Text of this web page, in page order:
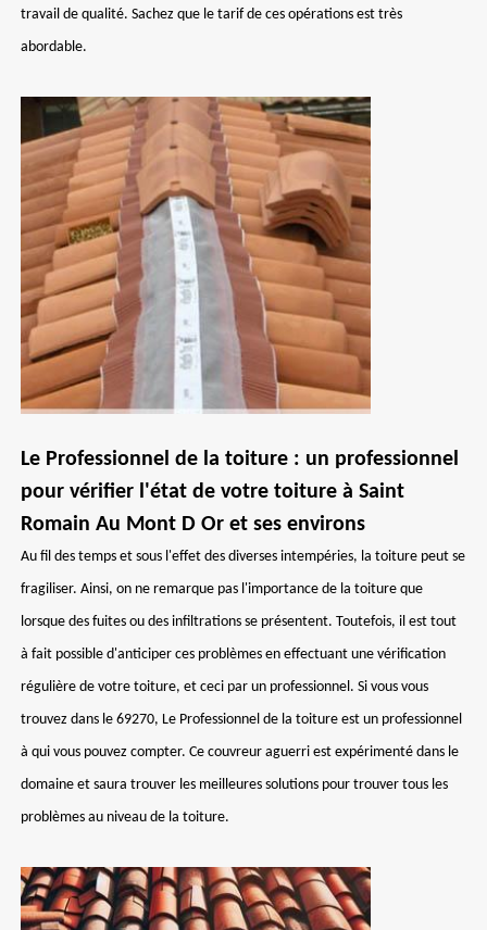
travail de qualité. Sachez que le tarif de ces opérations est très
abordable.
Le Professionnel de la toiture : un professionnel
pour vérifier l'état de votre toiture à Saint
Romain Au Mont D Or et ses environs
Au fil des temps et sous l'effet des diverses intempéries, la toiture peut se
fragiliser. Ainsi, on ne remarque pas l'importance de la toiture que
lorsque des fuites ou des infiltrations se présentent. Toutefois, il est tout
à fait possible d'anticiper ces problèmes en effectuant une vérification
régulière de votre toiture, et ceci par un professionnel. Si vous vous
trouvez dans le 69270, Le Professionnel de la toiture est un professionnel
à qui vous pouvez compter. Ce couvreur aguerri est expérimenté dans le
domaine et saura trouver les meilleures solutions pour trouver tous les
problèmes au niveau de la toiture.